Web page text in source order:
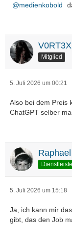
medienkobold
V0RT3X
Mitglied
5. Juli 2026 um 00:21
Also bei dem Preis
ChatGPT selber
Raphael
5. Juli 2026 um 15:18
Ja, ich kann mir
gibt, das den Job